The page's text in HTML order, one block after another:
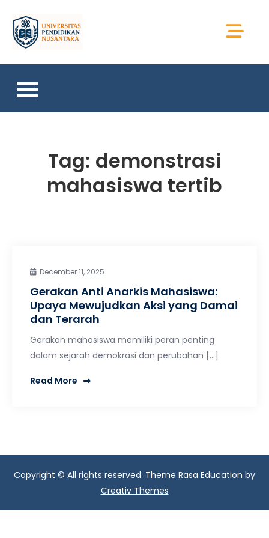
content
Tag: demonstrasi
mahasiswa tertib
December 11, 2025
Gerakan Anti Anarkis Mahasiswa:
Upaya Mewujudkan Aksi yang Damai
dan Terarah
Gerakan mahasiswa memiliki peran penting
dalam sejarah demokrasi dan perubahan […]
Read More
Copyright © All rights reserved. Theme Rasa Education by
Creativ Themes